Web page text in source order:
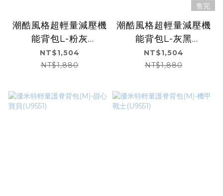
潮酷風格超輕量減壓機
能背包L-粉灰
(U3290)
NT$1,504
NT$1,880
售完
潮酷風格超輕量減壓機
能背包L-灰黑
(U3290)
NT$1,504
NT$1,880